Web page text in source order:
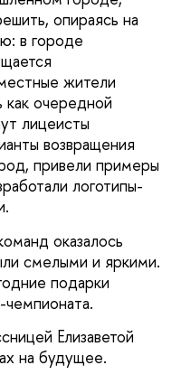
опираясь на
в городе
жители
очередной
лицеисты
возвращения
привели примеры
логотипы-
оказалось
смелыми и яркими.
подарки
чемпионата.
Елизаветой
на будущее.